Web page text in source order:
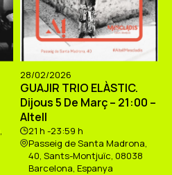
28/02/2026
GUAJIR TRIO ELÀSTIC.
Dijous 5 De Març – 21:00 –
Altell
21 h -23:59 h
Passeig de Santa Madrona,
40, Sants-Montjuïc, 08038
Barcelona, Espanya